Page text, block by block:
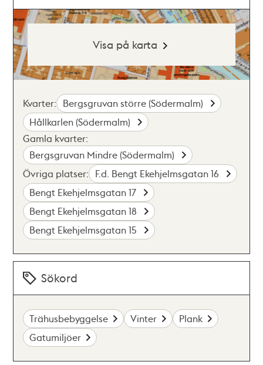
Visa på karta
Kvarter: Bergsgruvan större (Södermalm)
Hållkarlen (Södermalm)
Gamla kvarter:
Bergsgruvan Mindre (Södermalm)
Övriga platser: F.d. Bengt Ekehjelmsgatan 16
Bengt Ekehjelmsgatan 17
Bengt Ekehjelmsgatan 18
Bengt Ekehjelmsgatan 15
Sökord
Trähusbebyggelse Vinter
Plank
Gatumiljöer